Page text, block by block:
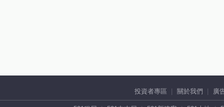
投資者專區 關於我們 廣